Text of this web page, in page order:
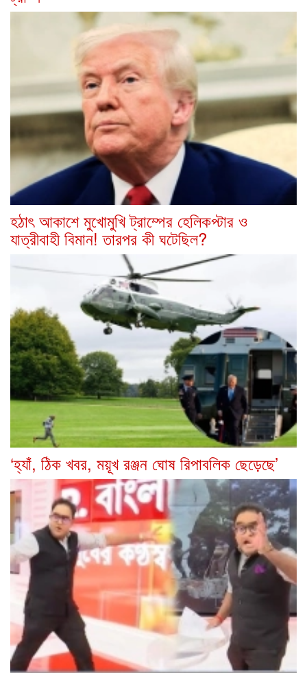
হঠাৎ আকাশে মুখোমুখি ট্রাম্পের হেলিকপ্টার ও
যাত্রীবাহী বিমান! তারপর কী ঘটেছিল?
‘হ্যাঁ, ঠিক খবর, ময়ূখ রঞ্জন ঘোষ রিপাবলিক ছেড়েছে’